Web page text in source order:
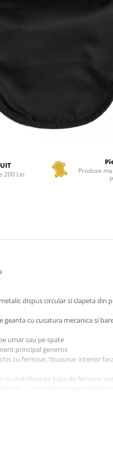
200 Lei
Produse
dispus circular si clapeta din
geanta cu cusatura mecanica si
umar sau pe spate
principal generos
cu fermoar,1buzunar interior
cu inchidere pe baza de fermoar
materiale de calitate superioara